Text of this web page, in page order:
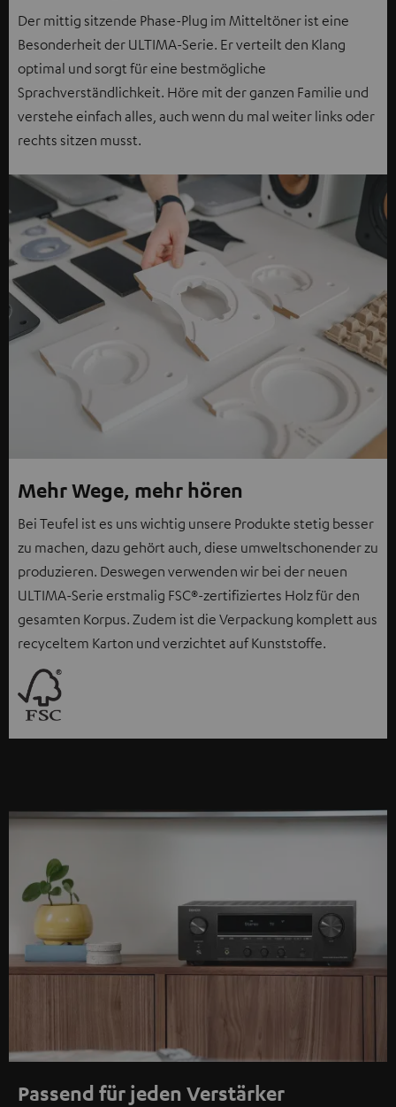
Der mittig sitzende Phase-Plug im Mitteltöner ist eine
Besonderheit der ULTIMA-Serie. Er verteilt den Klang
optimal und sorgt für eine bestmögliche
Sprachverständlichkeit. Höre mit der ganzen Familie und
verstehe einfach alles, auch wenn du mal weiter links oder
rechts sitzen musst.
Mehr Wege, mehr hören
Bei Teufel ist es uns wichtig unsere Produkte stetig besser
zu machen, dazu gehört auch, diese umweltschonender zu
produzieren. Deswegen verwenden wir bei der neuen
ULTIMA-Serie erstmalig FSC®-zertifiziertes Holz für den
gesamten Korpus. Zudem ist die Verpackung komplett aus
recyceltem Karton und verzichtet auf Kunststoffe.
Passend für jeden Verstärker